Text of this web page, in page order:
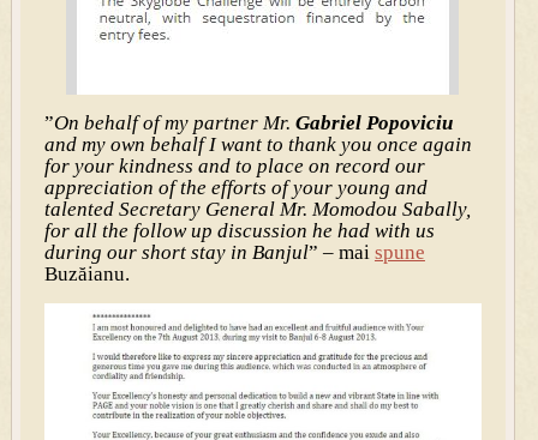
”On behalf of my partner Mr. Gabriel Popoviciu
and my own behalf I want to thank you once again
for your kindness and to place on record our
appreciation of the efforts of your young and
talented Secretary General Mr. Momodou Sabally,
for all the follow up discussion he had with us
during our short stay in Banjul” – mai spune
Buzăianu.